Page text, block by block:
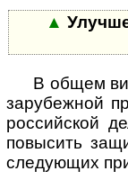
▲
В общем
зарубежной
российской
повысить
следующих